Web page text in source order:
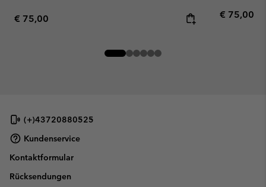
Regular price:
€ 75,00 Regular
€ 75,00
(+)43720880525
Kundenservice
Kontaktformular
Rücksendungen